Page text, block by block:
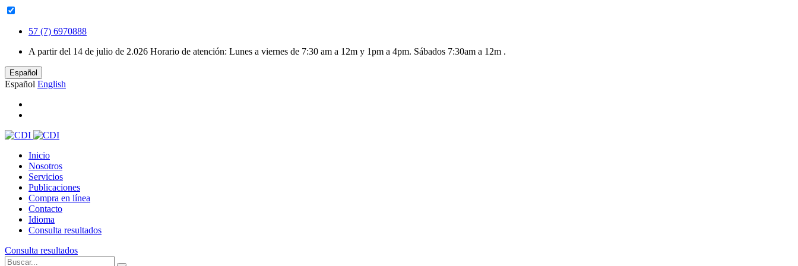
57 (7) 6970888
A partir del 14 de julio de 2.026 Horario de atención: Lunes a viernes de 7:30 am a 12m y 1pm a 4pm. Sábados 7:30am a 12m .
Español
Español English
Inicio
Nosotros
Servicios
Publicaciones
Compra en línea
Contacto
Idioma
Consulta resultados
Consulta resultados